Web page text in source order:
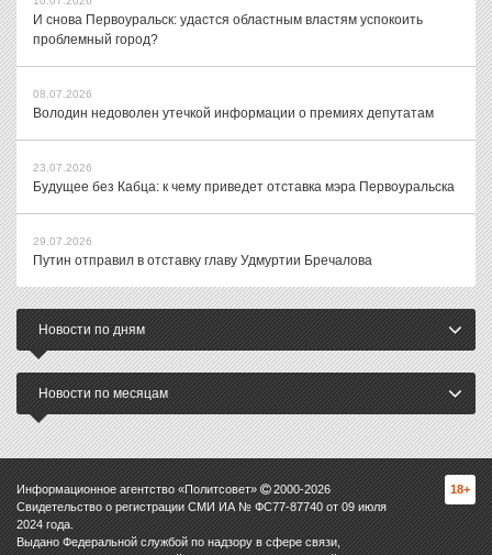
И снова Первоуральск: удастся областным властям успокоить
проблемный город?
08.07.2026
Володин недоволен утечкой информации о премиях депутатам
23.07.2026
Будущее без Кабца: к чему приведет отставка мэра Первоуральска
29.07.2026
Путин отправил в отставку главу Удмуртии Бречалова
Новости по дням
Новости по месяцам
Информационное агентство «Политсовет» 2000-2026
Свидетельство о регистрации СМИ ИА № ФС77-87740 от 09 июля
2024 года.
Выдано Федеральной службой по надзору в сфере связи,
18+